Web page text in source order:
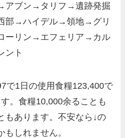
→アブン→タリフ→遺跡発掘
部→ハイデル→領地→グリ
ーリン→エフェリア→カル
ント
で1日の使用食糧123,400で
。食糧10,000余ることも
もあります。不安なら↓の
しれません。